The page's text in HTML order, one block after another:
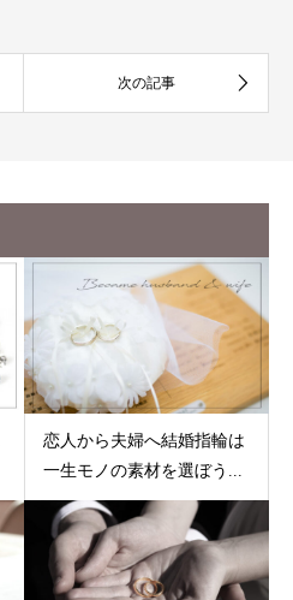
恋人から夫婦へ結婚指輪は
一生モノの素材を選ぼう...